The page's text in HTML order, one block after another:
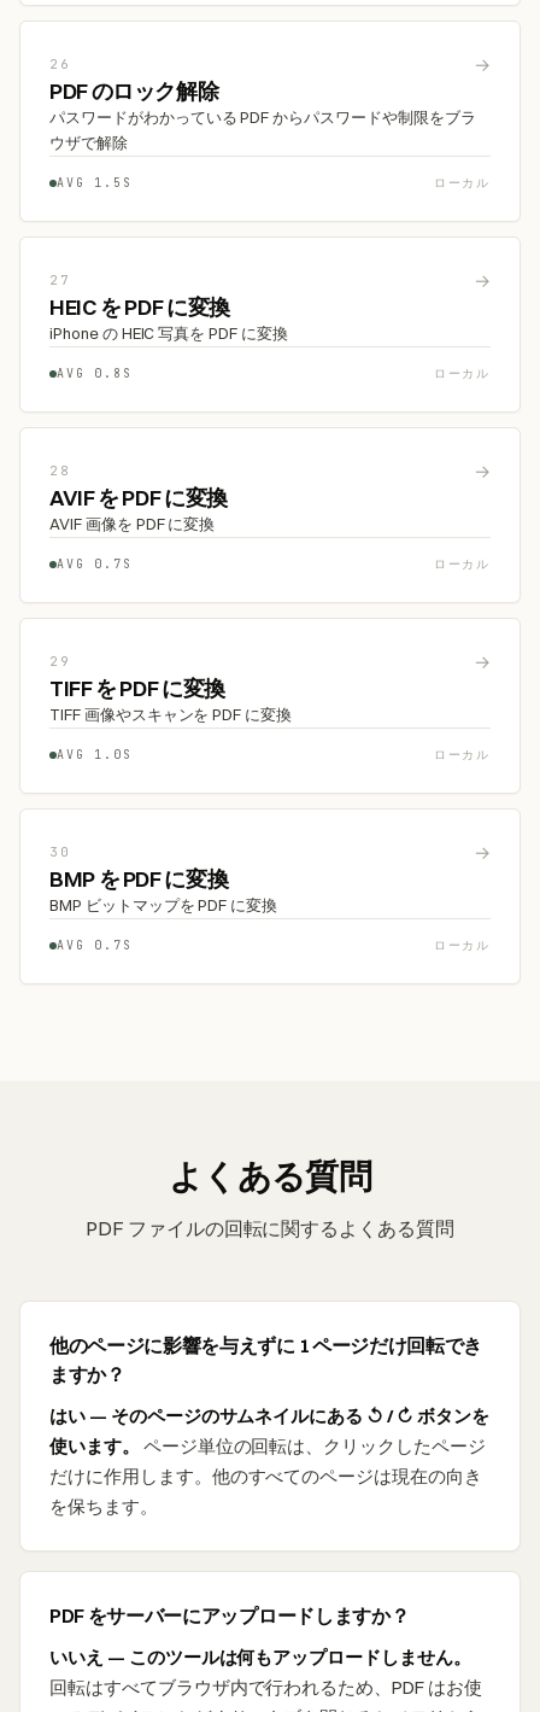
26 →
PDF のロック解除
パスワードがわかっている PDF からパスワードや制限をブラ
ウザで解除
AVG 1.5S ローカル
27 →
HEIC を PDF に変換
iPhone の HEIC 写真を PDF に変換
AVG 0.8S ローカル
28 →
AVIF を PDF に変換
AVIF 画像を PDF に変換
AVG 0.7S ローカル
29 →
TIFF を PDF に変換
TIFF 画像やスキャンを PDF に変換
AVG 1.0S ローカル
30 →
BMP を PDF に変換
BMP ビットマップを PDF に変換
AVG 0.7S ローカル
よくある質問
PDF ファイルの回転に関するよくある質問
他のページに影響を与えずに 1 ページだけ回転でき
ますか？
はい — そのページのサムネイルにある ↺ / ↻ ボタンを
使います。
ページ単位の回転は、クリックしたページ
だけに作用します。他のすべてのページは現在の向き
を保ちます。
PDF をサーバーにアップロードしますか？
いいえ — このツールは何もアップロードしません。
回転はすべてブラウザ内で行われるため、PDF はお使